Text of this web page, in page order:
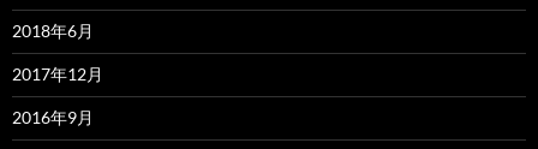
2018年6月
2017年12月
2016年9月